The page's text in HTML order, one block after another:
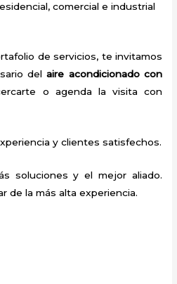
comercial e industrial
de servicios, te invitamos
delaire acondicionado con
o agenda la visita con
y clientes satisfechos.
soluciones y el mejor aliado.
de la más alta experiencia.